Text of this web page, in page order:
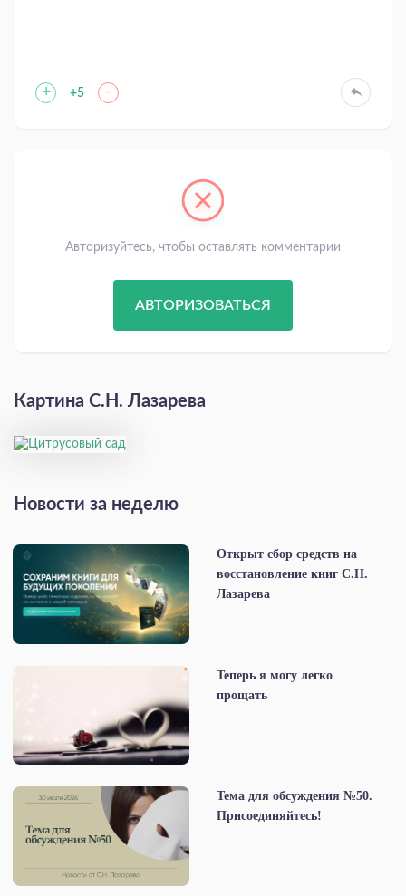
+ +5 -
Авторизуйтесь, чтобы оставлять комментарии
АВТОРИЗОВАТЬСЯ
Картина С.Н. Лазарева
Новости за неделю
Открыт сбор средств на
восстановление книг С.Н.
Лазарева
Теперь я могу легко
прощать
Тема для обсуждения №50.
Присоединяйтесь!